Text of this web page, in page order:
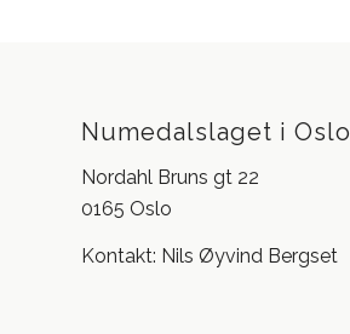
Numedalslaget i Oslo
Nordahl Bruns gt 22
0165 Oslo
Kontakt: Nils Øyvind Bergset